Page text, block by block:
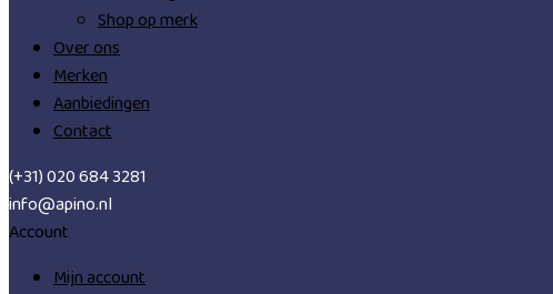
Shop op merk
Over ons
Merken
Aanbiedingen
Contact
(+31) 020 684 3281
info@apino.nl
Account
Mijn account